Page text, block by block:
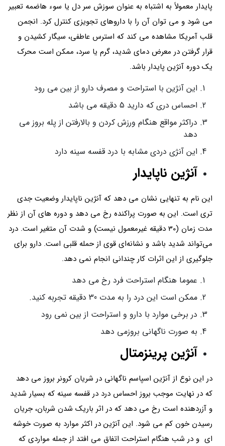
پایدار معمولاً به اشتباه به عنوان سوزش سر دل یا سوء هاضمه تعبیر
می شود و می توان آن را با داروهای تجویزی کنترل کرد. انجمن
قلب آمریکا مشاهده می کند که استرس عاطفی، سیگار کشیدن و
قرار گرفتن در معرض دمای شدید، گرم یا سرد، ممکن است محرک
یک دوره آنژین پایدار باشد.
این آنژین با استراحت و مصرف دارو از بین می رود
احساس دری که دارید 5 دقیقه می باشد
دراکثر مواقع هنگام ورزش کردن و بالارفتن از پله بروز می
دهد
این آنژی دردی مشابه با درد قفسه سینه دارد
آنژین ناپایدار
این نام به تنهایی نشان می دهد که آنژین ناپایدار وضعیت جدی
تری است. این به صورت پراکنده رخ می دهد و دوره های آن از نظر
مدت زمان (30 دقیقه غیرمعمول نیست) و شدت آن متغیر است. درد
می‌تواند شدید باشد و نشانه‌ای قوی از حمله قلبی است. دارو برای
جلوگیری از این اثرات کار چندانی انجام نمی دهد.
عموما هنگام استراحت فرد رخ می دهد
ممکن است این درد را به مدت 30 دقیقه تجربه کنید.
در برخی موارد با دارو و استراحت از بین نمی رود
به صورت ناگهانی بروزمی دهد
آنژین پرینزمتال
در این نوع از آنژین اسپاسم ناگهانی در شریان کرونر بروز می دهد
که در نهایت موجب بروز احساس درد در قفسه سینه که بسیار شدید
و آزردهنده است رخ می دهد که در اثر باریک شدن شربان، جریان
رسیدن خون کم می شود. این آنژین در اکثر موارد به صورت خوشه
ای و در شب هنگام استراحت اتفاق می افتد از جمله مواردی که